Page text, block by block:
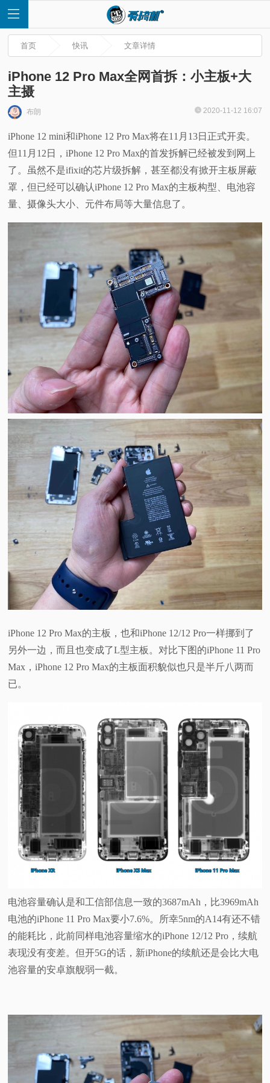
首
页
快
讯
科
体
验
专
题
首页 快讯 文章详情
iPhone 12 Pro Max全网首拆：小主板+大
主摄
布朗 2020-11-12 16:07
iPhone 12 mini和iPhone 12 Pro Max将在11月13日正式开卖。
但11月12日，iPhone 12 Pro Max的首发拆解已经被发到网上
了。虽然不是ifixit的芯片级拆解，甚至都没有掀开主板屏蔽
罩，但已经可以确认iPhone 12 Pro Max的主板构型、电池容
量、摄像头大小、元件布局等大量信息了。
iPhone 12 Pro Max的主板，也和iPhone 12/12 Pro一样挪到了
另外一边，而且也变成了L型主板。对比下图的iPhone 11 Pro
Max，iPhone 12 Pro Max的主板面积貌似也只是半斤八两而
已。
电池容量确认是和工信部信息一致的3687mAh，比3969mAh
电池的iPhone 11 Pro Max要小7.6%。所幸5nm的A14有还不错
的能耗比，此前同样电池容量缩水的iPhone 12/12 Pro，续航
表现没有变差。但开5G的话，新iPhone的续航还是会比大电
池容量的安卓旗舰弱一截。